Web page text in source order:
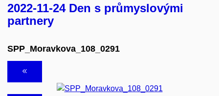
2022-11-24 Den s průmyslovými
partnery
SPP_Moravkova_108_0291